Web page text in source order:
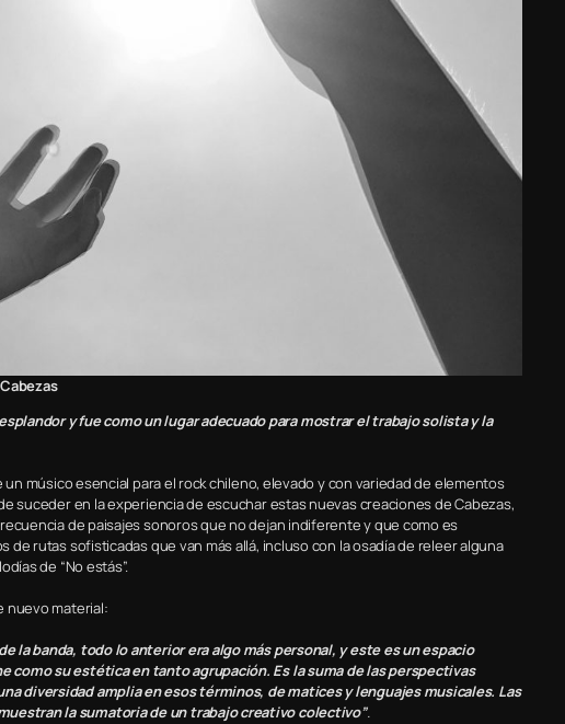
y fue como un lugar adecuado para mostrar el trabajo solista y la
músico esencial para el rock chileno, elevado y con variedad de elementos
suceder en la experiencia de escuchar estas nuevas creaciones de Cabezas,
de paisajes sonoros que no dejan indiferente y que como es
rutas sofisticadas que van más allá, incluso con la osadía de releer alguna
de “No estás”.
nuevo material:
la banda, todo lo anterior era algo más personal, y este es un espacio
como su estética en tanto agrupación. Es la suma de las perspectivas
diversidad amplia en esos términos, de matices y lenguajes musicales. Las
la sumatoria de un trabajo creativo colectivo”.